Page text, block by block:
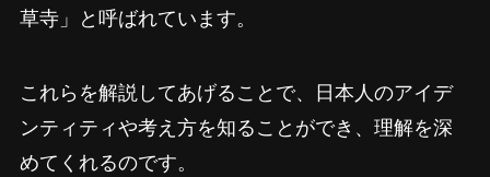
草寺」と呼ばれています。
これらを解説してあげることで、日本人のアイデ
ンティティや考え方を知ることができ、理解を深
めてくれるのです。